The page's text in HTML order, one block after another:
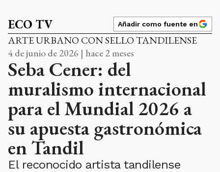
ECO TV Añadir como fuente en
ARTE URBANO CON SELLO TANDILENSE
4 de junio de 2026 | hace 2 meses
Seba Cener: del
muralismo internacional
para el Mundial 2026 a
su apuesta gastronómica
en Tandil
El reconocido artista tandilense